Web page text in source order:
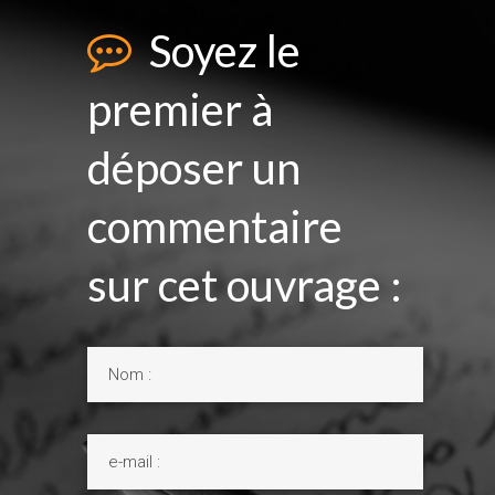
Soyez le
premier à
déposer un
commentaire
sur cet ouvrage :